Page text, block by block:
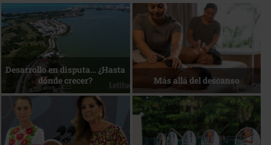
Bottega, un viaje servido a la
mesa
Energía que Impulsa la
competitividad